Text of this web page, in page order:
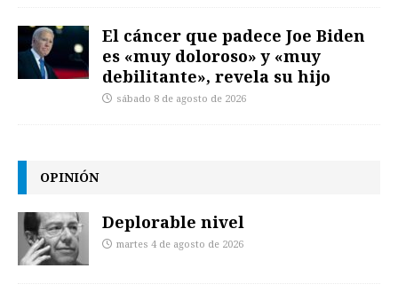
El cáncer que padece Joe Biden
es «muy doloroso» y «muy
debilitante», revela su hijo
sábado 8 de agosto de 2026
OPINIÓN
Deplorable nivel
martes 4 de agosto de 2026